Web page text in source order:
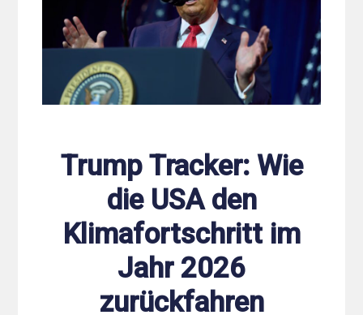
Trump Tracker: Wie
die USA den
Klimafortschritt im
Jahr 2026
zurückfahren